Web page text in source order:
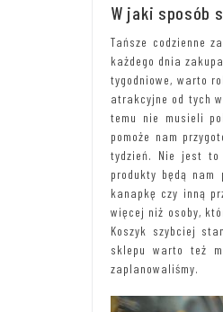
W jaki sposób
Tańsze codzienne
każdego dnia
tygodniowe, warto
atrakcyjne od tych
temu nie musieli
pomoże nam
tydzień. Nie jest to
produkty będą nam
kanapkę czy inną
więcej niż osoby,
Koszyk szybciej
sklepu warto też
zaplanowaliśmy.